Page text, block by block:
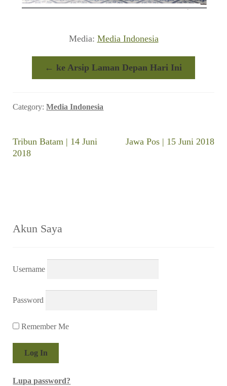
Media: Media Indonesia
← ke Arsip Laman Depan Hari Ini
Category:Media Indonesia
Navigasi
Previous
post:
Tribun Batam | 14 Juni
2018
Next
Jawa Pos | 15 Juni 2018
Akun Saya
Username
Password
Remember Me
Lupa password?